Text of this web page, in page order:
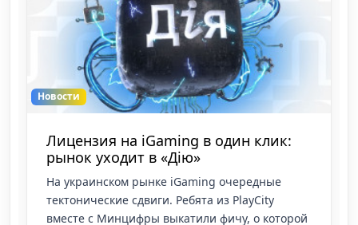
Новости
Лицензия на iGaming в один клик:
рынок уходит в «Дію»
На украинском рынке iGaming очередные
тектонические сдвиги. Ребята из PlayCity
вместе с Минцифры выкатили фичу, о которой